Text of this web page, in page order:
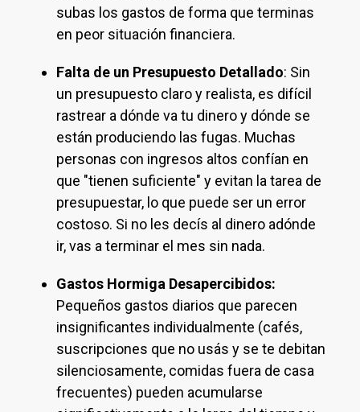
subas los gastos de forma que terminas
en peor situación financiera.
Falta de un Presupuesto Detallado: Sin
un presupuesto claro y realista, es difícil
rastrear a dónde va tu dinero y dónde se
están produciendo las fugas. Muchas
personas con ingresos altos confían en
que "tienen suficiente" y evitan la tarea de
presupuestar, lo que puede ser un error
costoso. Si no les decís al dinero adónde
ir, vas a terminar el mes sin nada.
Gastos Hormiga Desapercibidos:
Pequeños gastos diarios que parecen
insignificantes individualmente (cafés,
suscripciones que no usás y se te debitan
silenciosamente, comidas fuera de casa
frecuentes) pueden acumularse